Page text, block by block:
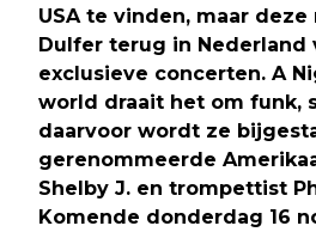
USA te vinden, maar deze
Dulfer terug in Nederland
exclusieve concerten. A
world draait het om funk,
daarvoor wordt ze
gerenommeerde
Shelby J. en trompettist
Komende donderdag 16